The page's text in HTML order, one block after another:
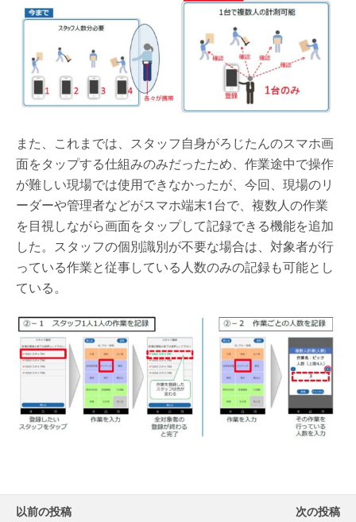
また、これまでは、スタッフ自身がろじたんのスマホ画
面をタップする仕組みのみだったため、作業途中で操作
が難しい現場では使用できなかったが、今回、現場のリ
ーダーや管理者などがスマホ端末1台で、複数人の作業
を目視しながら画面をタップして記録できる機能を追加
した。スタッフの個別識別が不要な場合は、対象者が行
っている作業と従事している人数のみの記録も可能とし
ている。
以前の投稿 次の投稿